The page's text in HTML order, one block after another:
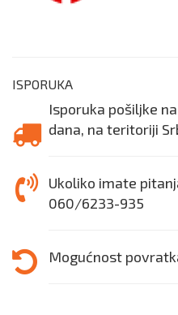
ISPORUKA
Isporuka pošiljke
dana, na teritoriji
Ukoliko imate
060/6233-935
Mogućnost